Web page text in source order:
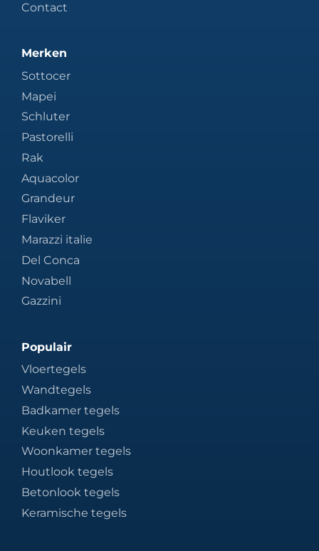
Contact
Merken
Sottocer
Mapei
Schluter
Pastorelli
Rak
Aquacolor
Grandeur
Flaviker
Marazzi italie
Del Conca
Novabell
Gazzini
Populair
Vloertegels
Wandtegels
Badkamer tegels
Keuken tegels
Woonkamer tegels
Houtlook tegels
Betonlook tegels
Keramische tegels